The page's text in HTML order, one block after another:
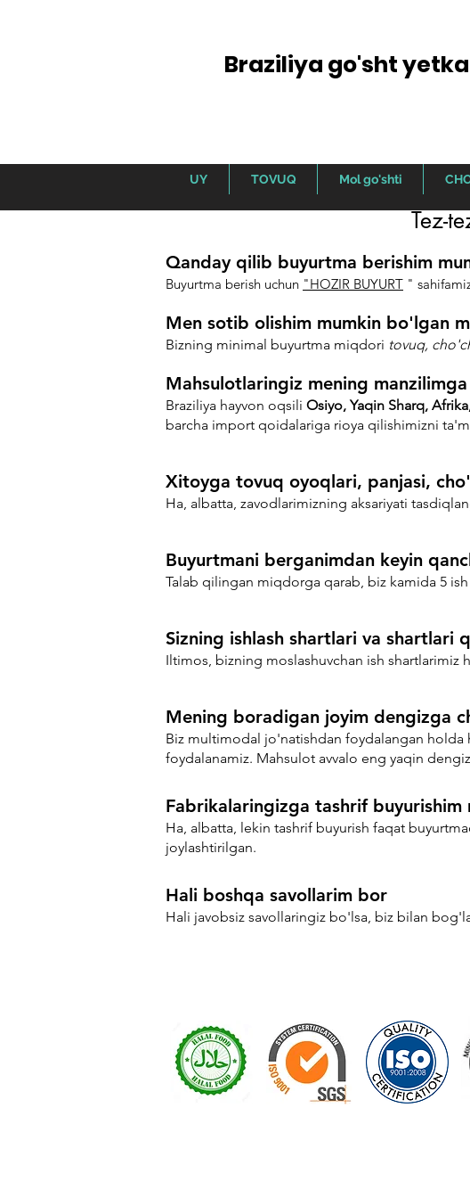
Braziliya go'sht
UY TOVUQ Mol go'shti
Tez-
Qanday qilib buyurtma berishim
Buyurtma berish uchun "HOZIR BUYURT "
Men sotib olishim mumkin bo'lgan
Bizning minimal buyurtma miqdori tovuq,
Mahsulotlaringiz mening
Braziliya hayvon oqsili Osiyo, Yaqin Sharq,
barcha import qoidalariga rioya qilishimizni
Xitoyga tovuq oyoqlari, panjasi,
Ha, albatta, zavodlarimizning aksariyati
Buyurtmani berganimdan keyin
Talab qilingan miqdorga qarab, biz kamida 5
Sizning ishlash shartlari va shartlari
Iltimos, bizning moslashuvchan ish
Mening boradigan joyim dengizga
Biz multimodal jo'natishdan foydalangan holda
foydalanamiz. Mahsulot avvalo eng yaqin
Fabrikalaringizga tashrif buyurishim
Ha, albatta, lekin tashrif buyurish faqat
joylashtirilgan.
Hali boshqa savollarim bor
Hali javobsiz savollaringiz bo'lsa, biz bilan